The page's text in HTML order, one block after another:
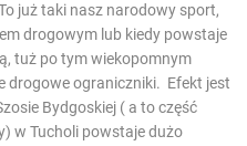
już taki nasz narodowy sport,
drogowym lub kiedy powstaje
tuż po tym wiekopomnym
drogowe ograniczniki. Efekt jest
Bydgoskiej ( a to część
w Tucholi powstaje dużo